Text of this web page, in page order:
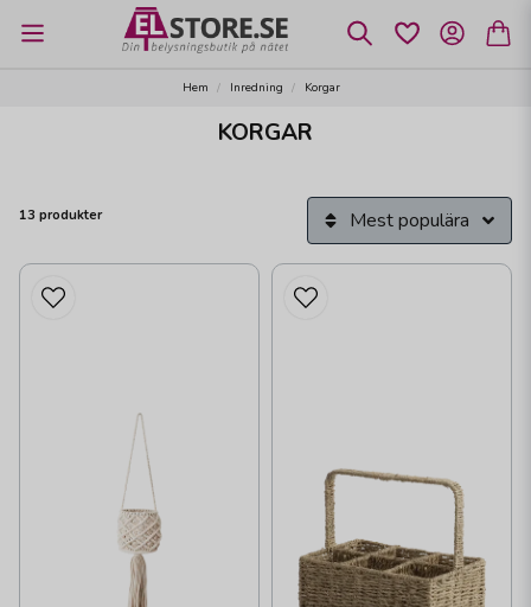
Hem Inredning Korgar
KORGAR
13 produkter Mest populära